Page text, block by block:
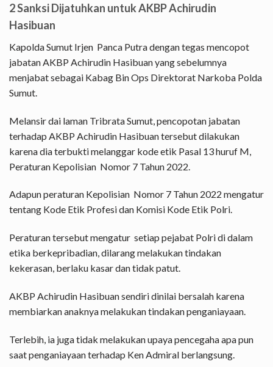
2 Sanksi Dijatuhkan untuk AKBP Achirudin
Hasibuan
Kapolda Sumut Irjen Panca Putra dengan tegas mencopot
jabatan AKBP Achirudin Hasibuan yang sebelumnya
menjabat sebagai Kabag Bin Ops Direktorat Narkoba Polda
Sumut.
Melansir dai laman Tribrata Sumut, pencopotan jabatan
terhadap AKBP Achirudin Hasibuan tersebut dilakukan
karena dia terbukti melanggar kode etik Pasal 13 huruf M,
Peraturan Kepolisian Nomor 7 Tahun 2022.
Adapun peraturan Kepolisian Nomor 7 Tahun 2022 mengatur
tentang Kode Etik Profesi dan Komisi Kode Etik Polri.
Peraturan tersebut mengatur setiap pejabat Polri di dalam
etika berkepribadian, dilarang melakukan tindakan
kekerasan, berlaku kasar dan tidak patut.
AKBP Achirudin Hasibuan sendiri dinilai bersalah karena
membiarkan anaknya melakukan tindakan penganiayaan.
Terlebih, ia juga tidak melakukan upaya pencegaha apa pun
saat penganiayaan terhadap Ken Admiral berlangsung.